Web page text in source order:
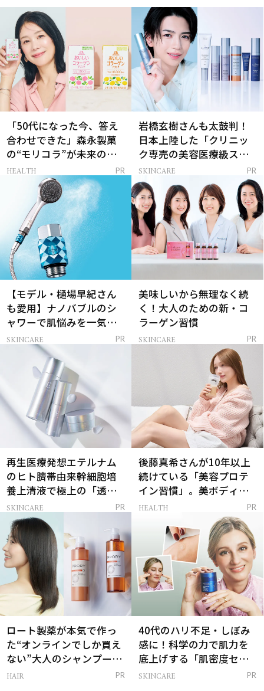
「50代になった今、答え
合わせできた」森永製菓
の“モリコラ”が未来のキ
レイを連れてくる！
HEALTH PR
岩橋玄樹さんも太鼓判！
日本上陸した「クリニッ
ク専売の美容医療級スキ
ンケア」
SKINCARE PR
【モデル・樋場早紀さん
も愛用】ナノバブルのシ
ャワーで肌悩みを一気に
解決
SKINCARE PR
美味しいから無理なく続
く！大人のための新・コ
ラーゲン習慣
SKINCARE PR
再生医療発想エテルナム
のヒト臍帯由来幹細胞培
養上清液で極上の「透明
感ハリ肌」へ
SKINCARE PR
後藤真希さんが10年以上
続けている「美容プロテ
イン習慣」。美ボディを
支える朝ルーティンと
HEALTH PR
ロート製薬が本気で作っ
た“オンラインでしか買え
ない”大人のシャンプー＆
トリートメントって？
HAIR PR
40代のハリ不足・しぼみ
感に！科学の力で肌力を
底上げする「肌密度セラ
ム」
SKINCARE PR